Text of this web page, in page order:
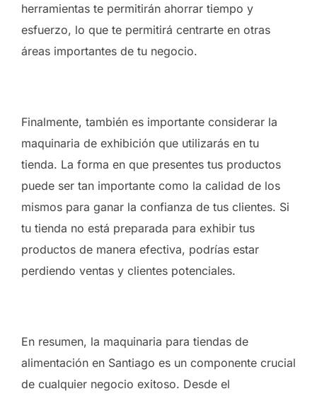
herramientas te permitirán ahorrar tiempo y
esfuerzo, lo que te permitirá centrarte en otras
áreas importantes de tu negocio.
Finalmente, también es importante considerar la
maquinaria de exhibición que utilizarás en tu
tienda. La forma en que presentes tus productos
puede ser tan importante como la calidad de los
mismos para ganar la confianza de tus clientes. Si
tu tienda no está preparada para exhibir tus
productos de manera efectiva, podrías estar
perdiendo ventas y clientes potenciales.
En resumen, la maquinaria para tiendas de
alimentación en Santiago es un componente crucial
de cualquier negocio exitoso. Desde el